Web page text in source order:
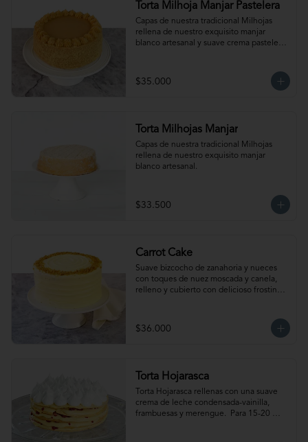
Torta Milhoja Manjar Pastelera
Capas de nuestra tradicional Milhojas
rellena de nuestro exquisito manjar
blanco artesanal y suave crema pastelera.
de 2 a 3 horas a temperatura ambiente
antes de servir.
$35.000
Torta Milhojas Manjar
Capas de nuestra tradicional Milhojas
rellena de nuestro exquisito manjar
blanco artesanal.
$33.500
Carrot Cake
Suave bizcocho de zanahoria y nueces
con toques de nuez moscada y canela,
relleno y cubierto con delicioso frosting.
de 2 a 3 horas a temperatura ambiente
antes de servir.
$36.000
Torta Hojarasca
Torta Hojarasca rellenas con una suave
crema de leche condensada-vainilla,
frambuesas y merengue.  Para 15-20